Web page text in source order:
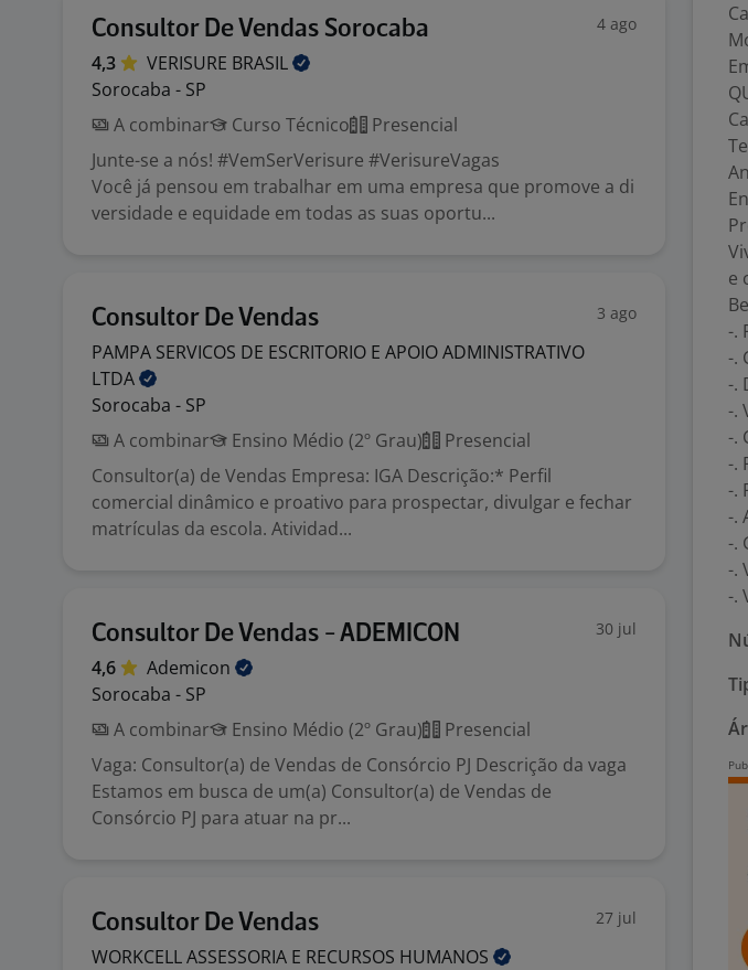
Consultor De Vendas Sorocaba 4 ago
4,3 VERISURE BRASIL
Sorocaba - SP
A combinar
Curso Técnico
Presencial
Junte-se a nós! #VemSerVerisure #VerisureVagas
Você já pensou em trabalhar em uma empresa que promove a di
versidade e equidade em todas as suas oportu...
Consultor De Vendas 3 ago
PAMPA SERVICOS DE ESCRITORIO E APOIO ADMINISTRATIVO
LTDA
Sorocaba - SP
A combinar
Ensino Médio (2º Grau)
Presencial
Consultor(a) de Vendas Empresa: IGA Descrição:* Perfil
comercial dinâmico e proativo para prospectar, divulgar e fechar
matrículas da escola. Atividad...
Consultor De Vendas - ADEMICON 30 jul
4,6
Ademicon
Sorocaba - SP
A combinar
Ensino Médio (2º Grau)
Presencial
Vaga: Consultor(a) de Vendas de Consórcio PJ Descrição da vaga
Estamos em busca de um(a) Consultor(a) de Vendas de
Consórcio PJ para atuar na pr...
Consultor De Vendas 27 jul
WORKCELL ASSESSORIA E RECURSOS HUMANOS
e
-.
-.
-.
-.
-.
-.
-.
-.
-.
-.
-.